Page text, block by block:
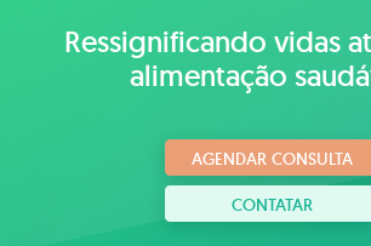
Ressignificando vidas
alimentação
AGENDAR CONSULTA
CONTATAR